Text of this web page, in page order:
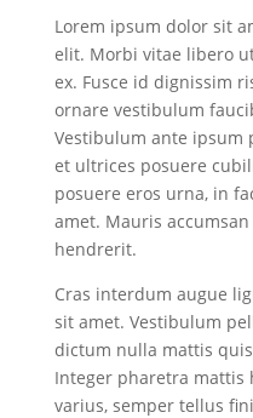
Lorem ipsum dolor sit
elit. Morbi vitae libero
ex. Fusce id dignissim
ornare vestibulum
Vestibulum ante ipsum
et ultrices posuere
posuere eros urna, in
amet. Mauris
hendrerit.
Cras interdum augue
sit amet. Vestibulum
dictum nulla mattis
Integer pharetra mattis
varius, semper tellus